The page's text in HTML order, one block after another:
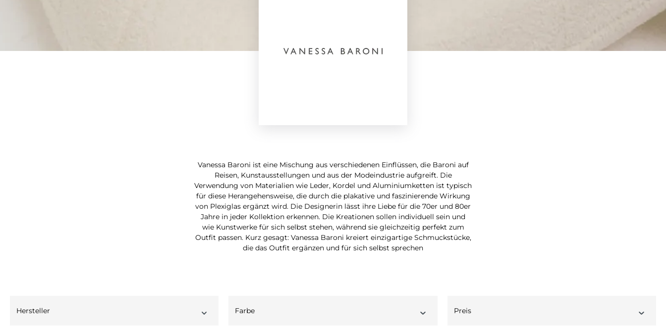
Vanessa Baroni ist eine Mischung aus verschiedenen Einflüssen, die Baroni auf
Reisen, Kunstausstellungen und aus der Modeindustrie aufgreift. Die
Verwendung von Materialien wie Leder, Kordel und Aluminiumketten ist typisch
für diese Herangehensweise, die durch die plakative und faszinierende Wirkung
von Plexiglas ergänzt wird. Die Designerin lässt ihre Liebe für die 70er und 80er
Jahre in jeder Kollektion erkennen. Die Kreationen sollen individuell sein und
wie Kunstwerke für sich selbst stehen, während sie gleichzeitig perfekt zum
Outfit passen. Kurz gesagt: Vanessa Baroni kreiert einzigartige Schmuckstücke,
die das Outfit ergänzen und für sich selbst sprechen
Hersteller Farbe Preis